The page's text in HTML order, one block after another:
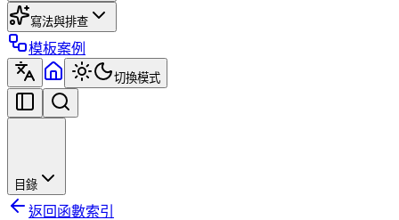
寫法與排查
模板案例
切換模式
目錄
返回函數索引